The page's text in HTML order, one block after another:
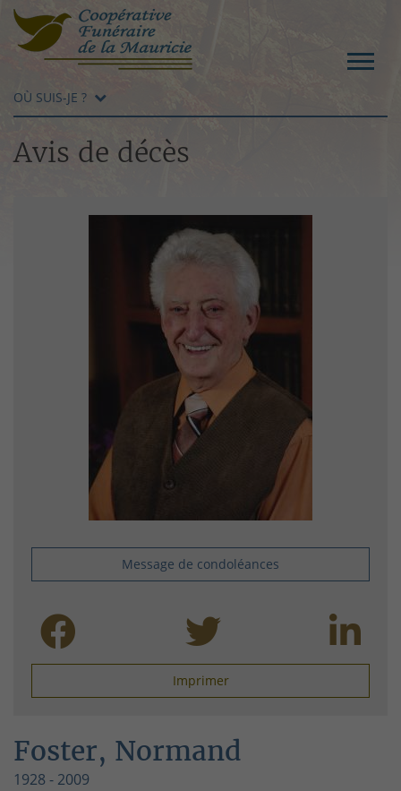
OÙ SUIS-JE ?
Avis de décès
Message de condoléances
Imprimer
Foster, Normand
1928 - 2009